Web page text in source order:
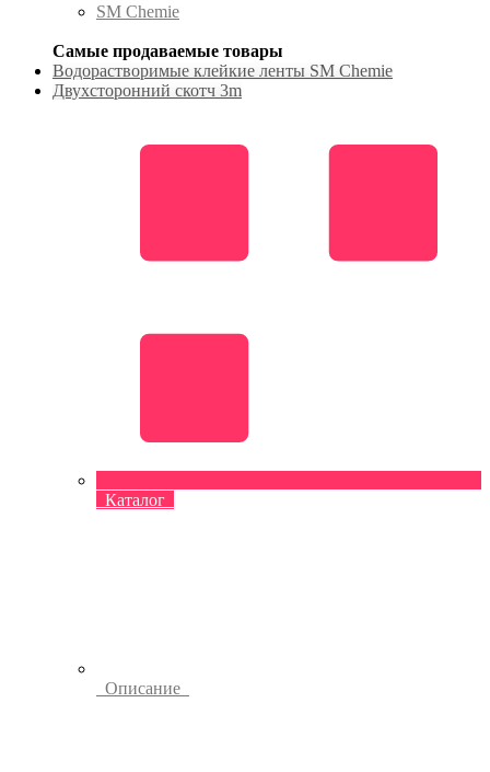
SM Chemie
Самые продаваемые товары
Водорастворимые клейкие ленты SM Chemie
Двухсторонний скотч 3m
Каталог
Описание